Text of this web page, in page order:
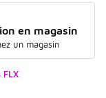
en magasin
un magasin